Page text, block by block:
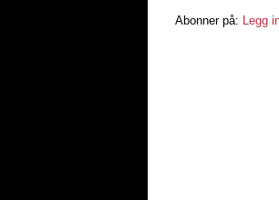
Abonner på: Legg